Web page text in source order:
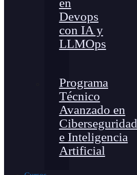
en
Devops
con IA y
LLMOps
Programa
Técnico
Avanzado en
Ciberseguridad
e Inteligencia
Artificial